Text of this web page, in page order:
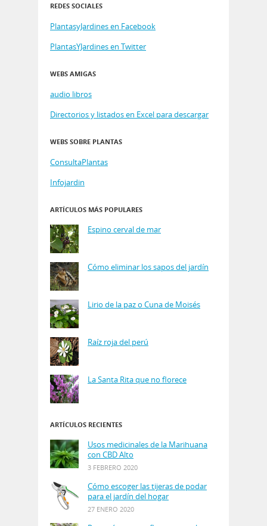
REDES SOCIALES
PlantasyJardines en Facebook
PlantasYJardines en Twitter
WEBS AMIGAS
audio libros
Directorios y listados en Excel para descargar
WEBS SOBRE PLANTAS
ConsultaPlantas
Infojardin
ARTÍCULOS MÁS POPULARES
Espino cerval de mar
Cómo eliminar los sapos del jardín
Lirio de la paz o Cuna de Moisés
Raíz roja del perú
La Santa Rita que no florece
ARTÍCULOS RECIENTES
Usos medicinales de la Marihuana
con CBD Alto
3 FEBRERO 2020
Cómo escoger las tijeras de podar
para el jardín del hogar
27 ENERO 2020